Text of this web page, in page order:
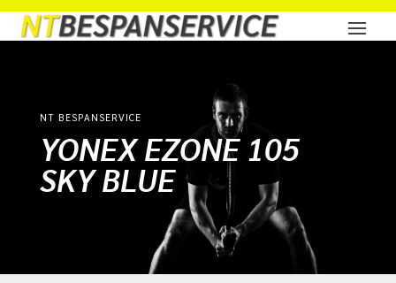
NT BESPANSERVICE
YONEX EZONE 105
SKY BLUE